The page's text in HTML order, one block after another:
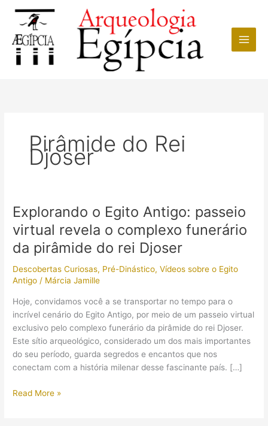
conteúdo
Pirâmide do Rei
Djoser
Explorando o Egito Antigo: passeio
virtual revela o complexo funerário
da pirâmide do rei Djoser
Descobertas Curiosas, Pré-Dinástico,Vídeos sobre o Egito
Antigo / Márcia Jamille
Hoje, convidamos você a se transportar no tempo para o
incrível cenário do Egito Antigo, por meio de um passeio virtual
exclusivo pelo complexo funerário da pirâmide do rei Djoser.
Este sítio arqueológico, considerado um dos mais importantes
do seu período, guarda segredos e encantos que nos
conectam com a história milenar desse fascinante país. […]
Explorando
Read More »